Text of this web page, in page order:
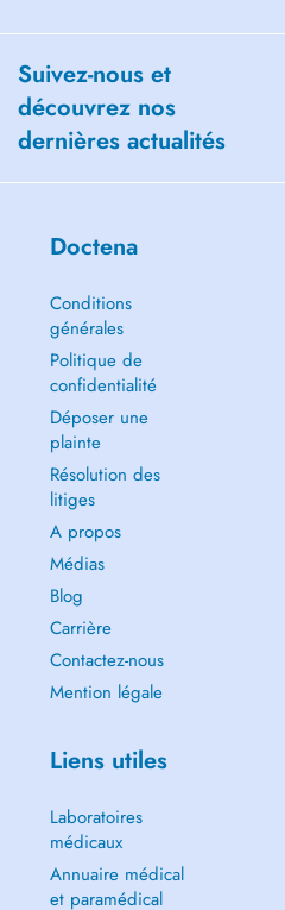
Suivez-nous et
découvrez nos
dernières actualités
Doctena
Conditions
générales
Politique de
confidentialité
Déposer une
plainte
Résolution des
litiges
A propos
Médias
Blog
Carrière
Contactez-nous
Mention légale
Liens utiles
Laboratoires
médicaux
Annuaire médical
et paramédical